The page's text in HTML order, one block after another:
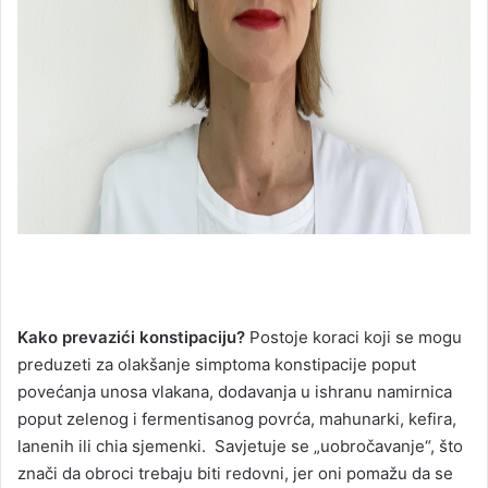
Kako prevazići konstipaciju? Postoje koraci koji se mogu
preduzeti za olakšanje simptoma konstipacije poput
povećanja unosa vlakana, dodavanja u ishranu namirnica
poput zelenog i fermentisanog povrća, mahunarki, kefira,
lanenih ili chia sjemenki. Savjetuje se „uobročavanje“, što
znači da obroci trebaju biti redovni, jer oni pomažu da se